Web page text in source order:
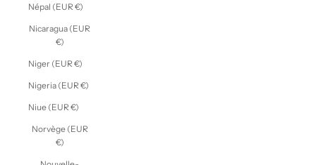
Népal (EUR €)
Nicaragua (EUR
€)
Niger (EUR €)
Nigeria (EUR €)
Niue (EUR €)
Norvège (EUR
€)